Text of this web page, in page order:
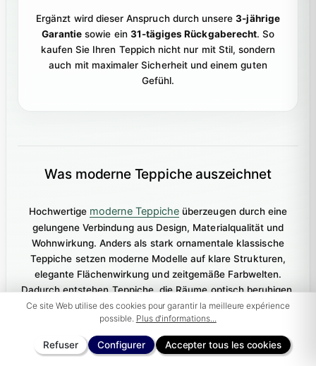
Ergänzt wird dieser Anspruch durch unsere3-jährige
Garantie sowie ein 31-tägiges Rückgaberecht. So
kaufen Sie Ihren Teppich nicht nur mit Stil, sondern
auch mit maximaler Sicherheit und einem guten
Gefühl.
Was moderne Teppiche auszeichnet
Hochwertige moderne Teppiche überzeugen durch eine
gelungene Verbindung aus Design, Materialqualität und
Wohnwirkung. Anders als stark ornamentale klassische
Teppiche setzen moderne Modelle auf klare Strukturen,
elegante Flächenwirkung und zeitgemäße Farbwelten.
Dadurch entstehen Teppiche, die Räume optisch beruhigen,
stilvoll ergänzen und dennoch eine starke Präsenz entfalten.
Tabelle zusammengefasst.
Ce site Web utilise des cookies pour garantir la meilleure expérience
possible. Plus d'informations...
Refuser Configurer Accepter tous les cookies